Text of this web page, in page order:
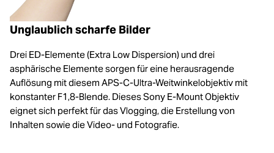
Unglaublich scharfe Bilder
Drei ED-Elemente (Extra Low Dispersion) und drei
asphärische Elemente sorgen für eine herausragende
Auflösung mit diesem APS-C-Ultra-Weitwinkelobjektiv mit
konstanter F1,8-Blende. Dieses Sony E-Mount Objektiv
eignet sich perfekt für das Vlogging, die Erstellung von
Inhalten sowie die Video- und Fotografie.